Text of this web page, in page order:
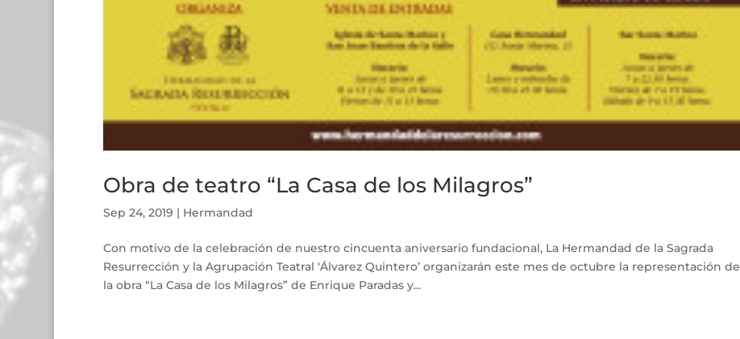
Obra de teatro “La Casa de los Milagros”
Sep 24, 2019 | Hermandad
Con motivo de la celebración de nuestro cincuenta aniversario fundacional, La Hermandad de la Sagrada
Resurrección y la Agrupación Teatral ‘Álvarez Quintero’ organizarán este mes de octubre la representación de
la obra “La Casa de los Milagros” de Enrique Paradas y...